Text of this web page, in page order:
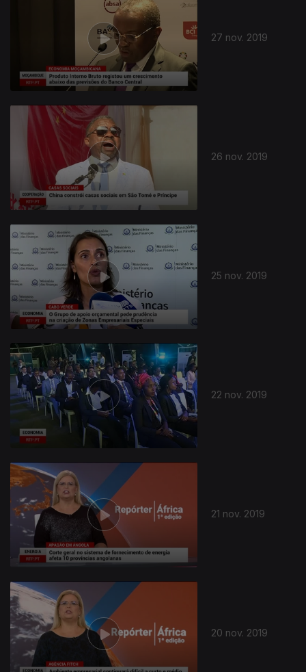
27 nov. 2019
26 nov. 2019
25 nov. 2019
22 nov. 2019
21 nov. 2019
20 nov. 2019